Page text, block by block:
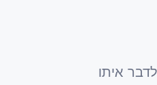
איתו